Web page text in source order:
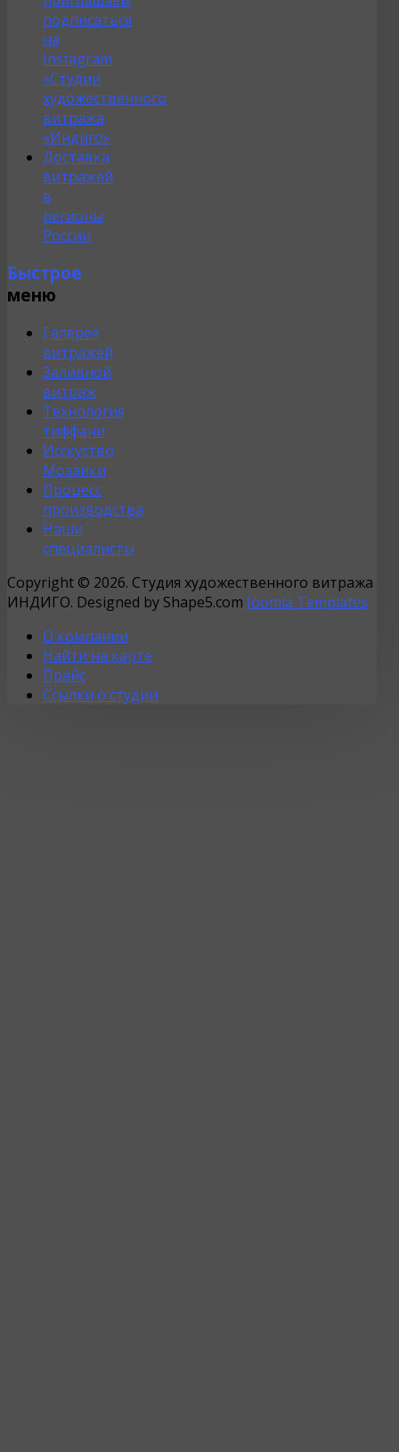
подписаться
на
Instagram
«Студии
художественного
витража
«Индиго»
Доставка
витражей
в
регионы
России
Быстрое
меню
Галерея
витражей
Заливной
витраж
Технология
тиффани
Исскуство
Мозаики
Процесс
производства
Наши
специалисты
Copyright © 2026. Студия художественного витража
ИНДИГО. Designed by Shape5.com Joomla Templates
О компании
Найти на карте
Прайс
Ссылки о студии